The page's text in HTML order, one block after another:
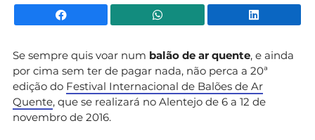
Facebook WhatsApp
Se sempre quis voar num balão de ar quente, e ainda
por cima sem ter de pagar nada, não perca a 20ª
edição do Festival Internacional de Balões de Ar
Quente, que se realizará no Alentejo de 6 a 12 de
novembro de 2016.